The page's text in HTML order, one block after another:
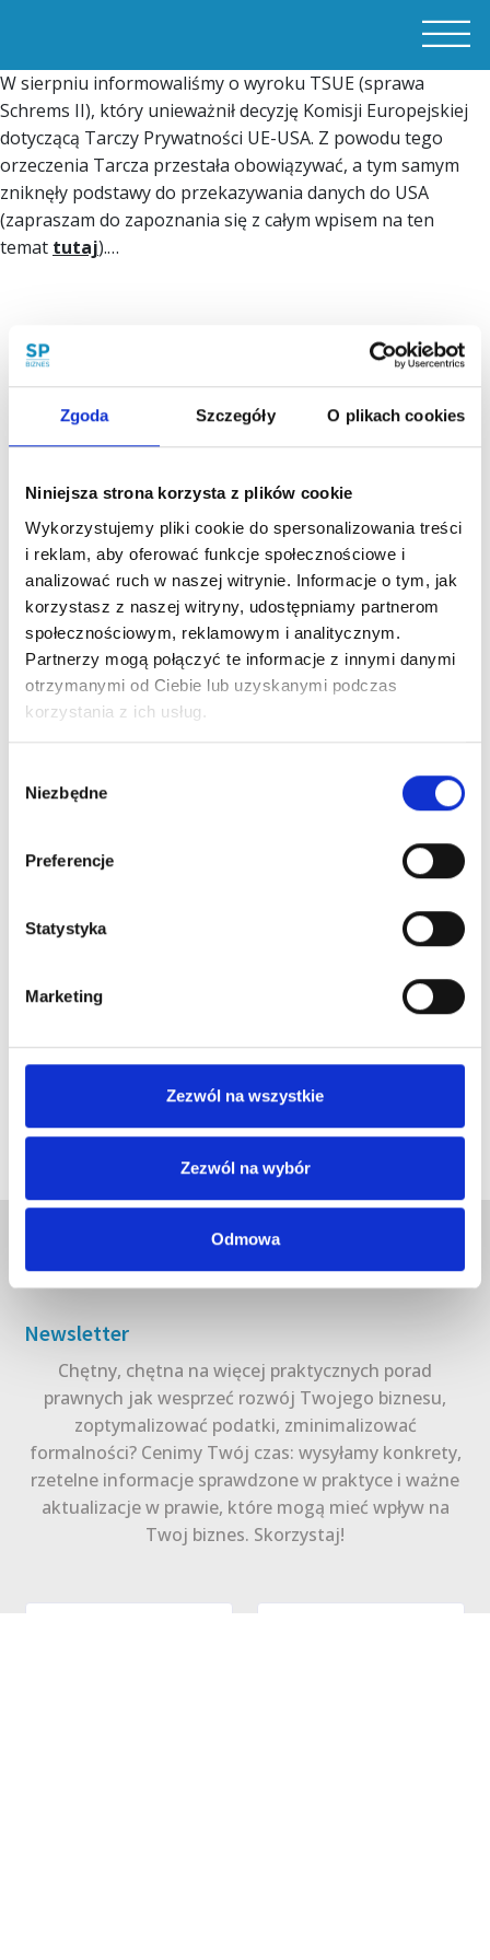
Zgoda Szczegóły O plikach cookies
Niniejsza strona korzysta z plików cookie
Wykorzystujemy pliki cookie do spersonalizowania treści
i reklam, aby oferować funkcje społecznościowe i
analizować ruch w naszej witrynie. Informacje o tym, jak
korzystasz z naszej witryny, udostępniamy partnerom
społecznościowym, reklamowym i analitycznym.
Partnerzy mogą połączyć te informacje z innymi danymi
otrzymanymi od Ciebie lub uzyskanymi podczas
korzystania z ich usług.
zgody
Niezbędne
Preferencje
Statystyka
Marketing
Zezwól na wszystkie
Zezwól na wybór
Odmowa
W sierpniu informowaliśmy o wyroku TSUE (sprawa
Schrems II), który unieważnił decyzję Komisji Europejskiej
dotyczącą Tarczy Prywatności UE-USA. Z powodu tego
orzeczenia Tarcza przestała obowiązywać, a tym samym
zniknęły podstawy do przekazywania danych do USA
(zapraszam do zapoznania się z całym wpisem na ten
temat tutaj).…
Newsletter
Chętny, chętna na więcej praktycznych porad
prawnych jak wesprzeć rozwój Twojego biznesu,
zoptymalizować podatki, zminimalizować
formalności? Cenimy Twój czas: wysyłamy konkrety,
rzetelne informacje sprawdzone w praktyce i ważne
aktualizacje w prawie, które mogą mieć wpływ na
Twoj biznes. Skorzystaj!